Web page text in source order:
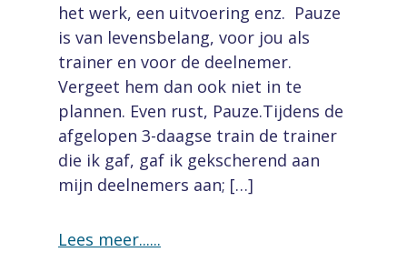
het werk, een uitvoering enz. Pauze
is van levensbelang, voor jou als
trainer en voor de deelnemer.
Vergeet hem dan ook niet in te
plannen. Even rust, Pauze.Tijdens de
afgelopen 3-daagse train de trainer
die ik gaf, gaf ik gekscherend aan
mijn deelnemers aan; […]
Lees meer...